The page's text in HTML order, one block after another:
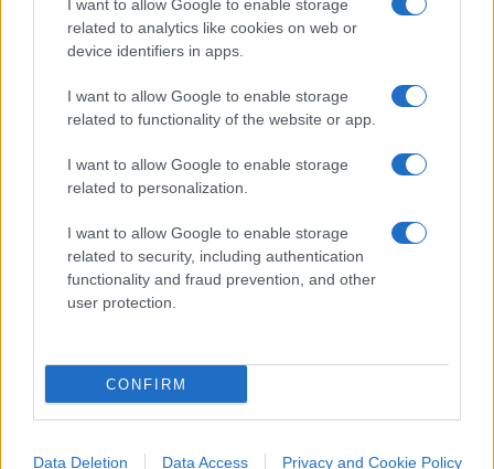
I want to allow Google to enable storage
related to analytics like cookies on web or
device identifiers in apps.
I want to allow Google to enable storage
related to functionality of the website or app.
I want to allow Google to enable storage
related to personalization.
I want to allow Google to enable storage
related to security, including authentication
functionality and fraud prevention, and other
user protection.
CONFIRM
Data Deletion Data Access Privacy and Cookie Policy
1913 per essere ingabbiato a Firenze. Cosa mai
fece il ‘matto’ luinese nel corso di quei due anni
abbondanti?
Leggenda vuole che, forse aiutato da un paio di
complici, gli sia riuscito di portare la Gioconda al
paese natale e, quindi, poco prima dell’arresto, a
Londra. Qui giunto,Peruggia avrebbe
commissionato ad un celebre falsario
britannico alcune copie
catturare. Così stando le cose,quello del Louvre
non è l’originalee, del resto, almeno sette od
otto persone sparse per il mondo sostengono di
essere in possesso della “vera” Gioconda che,